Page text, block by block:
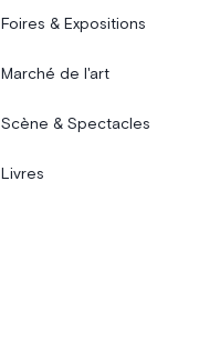
Foires & Expositions
Marché de l'art
Scène & Spectacles
Livres